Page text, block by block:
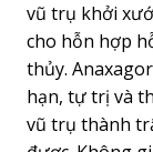
vũ trụ khởi
cho hỗn hợp
thủy.
hạn, tự trị và
vũ trụ thành